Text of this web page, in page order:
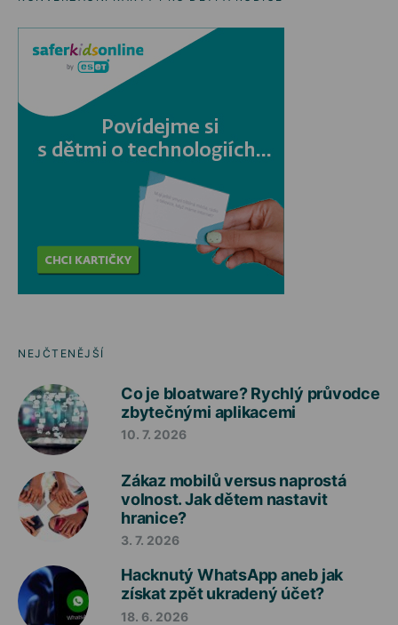
NEJČTENĚJŠÍ
Co je bloatware? Rychlý průvodce
zbytečnými aplikacemi
10. 7. 2026
Zákaz mobilů versus naprostá
volnost. Jak dětem nastavit
hranice?
3. 7. 2026
Hacknutý WhatsApp aneb jak
získat zpět ukradený účet?
18. 6. 2026